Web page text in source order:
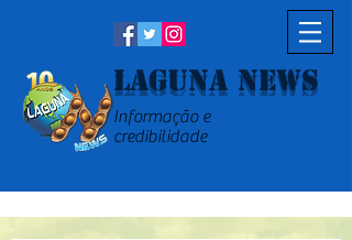
Laguna News
Informação e
credibilidade